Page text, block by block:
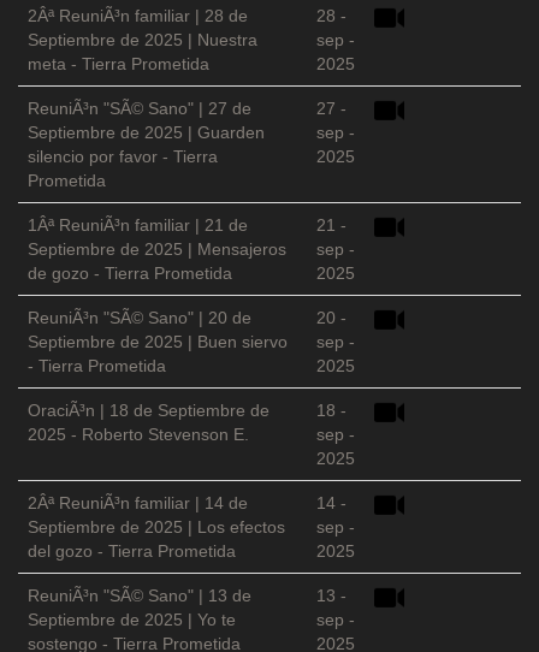
2Âª ReuniÃ³n familiar | 28 de
Septiembre de 2025 | Nuestra
meta - Tierra Prometida
28 -
sep -
2025
ReuniÃ³n "SÃ© Sano" | 27 de
Septiembre de 2025 | Guarden
silencio por favor - Tierra
Prometida
27 -
sep -
2025
1Âª ReuniÃ³n familiar | 21 de
Septiembre de 2025 | Mensajeros
de gozo - Tierra Prometida
21 -
sep -
2025
ReuniÃ³n "SÃ© Sano" | 20 de
Septiembre de 2025 | Buen siervo
- Tierra Prometida
20 -
sep -
2025
OraciÃ³n | 18 de Septiembre de
2025 - Roberto Stevenson E.
18 -
sep -
2025
2Âª ReuniÃ³n familiar | 14 de
Septiembre de 2025 | Los efectos
del gozo - Tierra Prometida
14 -
sep -
2025
ReuniÃ³n "SÃ© Sano" | 13 de
Septiembre de 2025 | Yo te
sostengo - Tierra Prometida
13 -
sep -
2025